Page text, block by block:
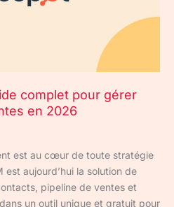
complet pour gérer
en 2026
est au cœur de toute stratégie
aujourd’hui la solution de
pipeline de ventes et
un outil unique et gratuit pour